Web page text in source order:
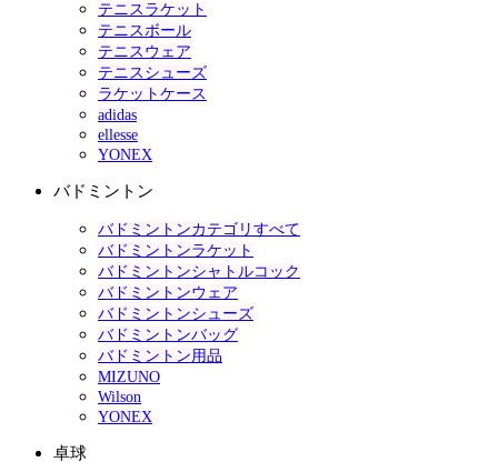
テニスラケット
テニスボール
テニスウェア
テニスシューズ
ラケットケース
adidas
ellesse
YONEX
バドミントン
バドミントンカテゴリすべて
バドミントンラケット
バドミントンシャトルコック
バドミントンウェア
バドミントンシューズ
バドミントンバッグ
バドミントン用品
MIZUNO
Wilson
YONEX
卓球